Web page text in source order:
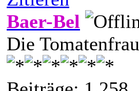
Baer-Bel
Die Tomatenfrau